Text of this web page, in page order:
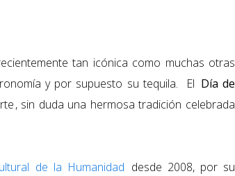
tan icónica como muchas otras
y por supuesto su tequila. El Día de
, sin duda una hermosa tradición celebrada
de la Humanidad desde 2008, por su